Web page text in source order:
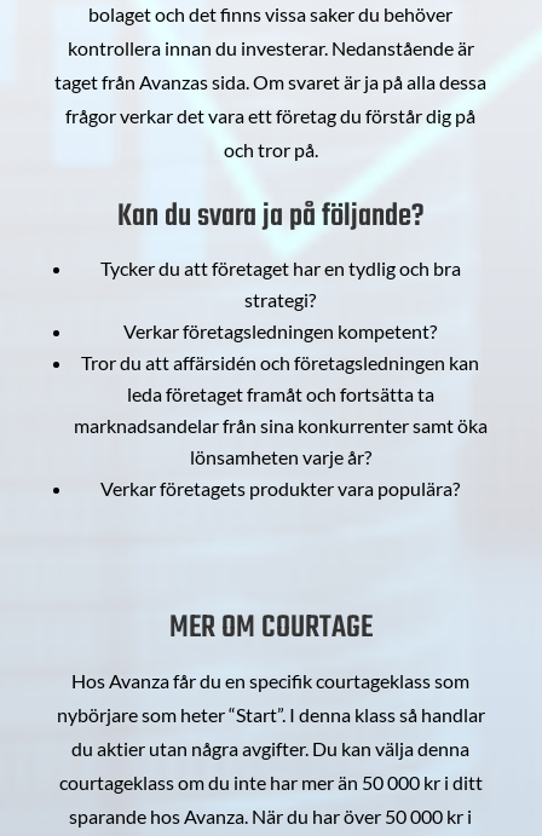
bolaget och det finns vissa saker du behöver
kontrollera innan du investerar. Nedanstående är
taget från Avanzas sida. Om svaret är ja på alla dessa
frågor verkar det vara ett företag du förstår dig på
och tror på.
Kan du svara ja på följande?
Tycker du att företaget har en tydlig och bra
strategi?
Verkar företagsledningen kompetent?
Tror du att affärsidén och företagsledningen kan
leda företaget framåt och fortsätta ta
marknadsandelar från sina konkurrenter samt öka
lönsamheten varje år?
Verkar företagets produkter vara populära?
MER OM COURTAGE
Hos Avanza får du en specifik courtageklass som
nybörjare som heter “Start”. I denna klass så handlar
du aktier utan några avgifter. Du kan välja denna
courtageklass om du inte har mer än 50 000 kr i ditt
sparande hos Avanza. När du har över 50 000 kr i